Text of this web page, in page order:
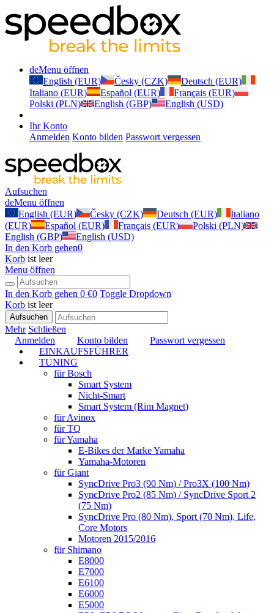
deMenu öffnen
English (EUR)
Česky (CZK)
Deutsch (EUR)
Italiano (EUR)
Español (EUR)
Français (EUR)
Polski (PLN)
English (GBP) English (USD)
Ihr Konto
Anmelden Konto bilden Passwort vergessen
Aufsuchen
deMenu öffnen
English (EUR)
Česky (CZK) Deutsch (EUR)
Italiano
(EUR)
Español (EUR) Français (EUR)
Polski (PLN)
English (GBP)
English (USD)
In den Korb gehen0
Korb ist leer
Menu öffnen
In den Korb gehen 0 €0 Toggle Dropdown
Korb ist leer
Aufsuchen
Mehr Schließen
Anmelden
Konto bilden
Passwort vergessen
EINKAUFSFÜHRER
TUNING
für Bosch
Smart System
Nicht-Smart
Smart System (Rim Magnet)
für Avinox
für TQ
für Yamaha
E-Bikes der Marke Yamaha
Yamaha-Motoren
für Giant
SyncDrive Pro3 (90 Nm) / Pro3X (100 Nm)
SyncDrive Pro2 (85 Nm) / SyncDrive Sport 2
(75 Nm)
SyncDrive Pro (80 Nm), Sport (70 Nm), Life,
Core Motors
Motoren 2015/2016
für Shimano
E8000
E7000
E6100
E6000
E5000